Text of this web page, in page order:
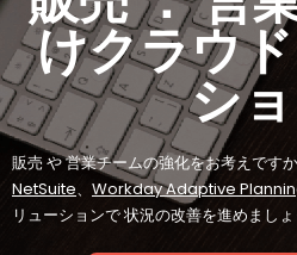
けクラウ
シ
販売 や 営業チームの強化をお考えです
NetSuite、 Workday Adaptive
リューションで 状況の改善を進めましょ